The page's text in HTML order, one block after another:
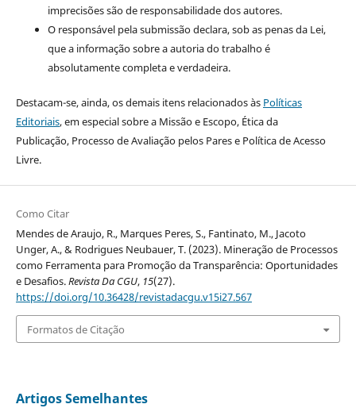
imprecisões são de responsabilidade dos autores.
O responsável pela submissão declara, sob as penas da Lei,
que a informação sobre a autoria do trabalho é
absolutamente completa e verdadeira.
Destacam-se, ainda, os demais itens relacionados às Políticas
Editoriais, em especial sobre a Missão e Escopo, Ética da
Publicação, Processo de Avaliação pelos Pares e Política de Acesso
Livre.
Como Citar
Mendes de Araujo, R., Marques Peres, S., Fantinato, M., Jacoto
Unger, A., & Rodrigues Neubauer, T. (2023). Mineração de Processos
como Ferramenta para Promoção da Transparência: Oportunidades
e Desafios.Revista Da CGU, 15(27).
https://doi.org/10.36428/revistadacgu.v15i27.567
Formatos de Citação
Artigos Semelhantes